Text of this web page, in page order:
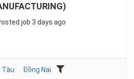
job 3 days ago
Tàu
Đồng Nai